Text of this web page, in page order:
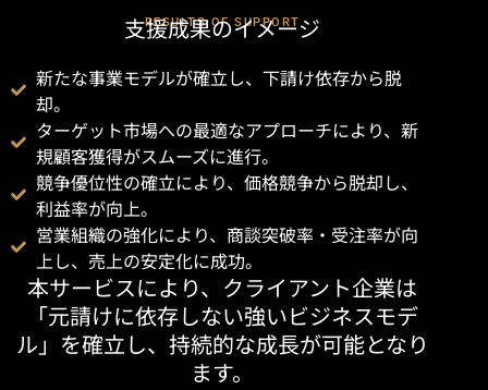
RESULTS OF SUPPORT
支援成果のイメージ
新たな事業モデルが確立し、下請け依存から脱
却。
ターゲット市場への最適なアプローチにより、新
規顧客獲得がスムーズに進行。
競争優位性の確立により、価格競争から脱却し、
利益率が向上。
営業組織の強化により、商談突破率・受注率が向
上し、売上の安定化に成功。
本サービスにより、クライアント企業は
「元請けに依存しない強いビジネスモデ
ル」を確立し、持続的な成長が可能となり
ます。